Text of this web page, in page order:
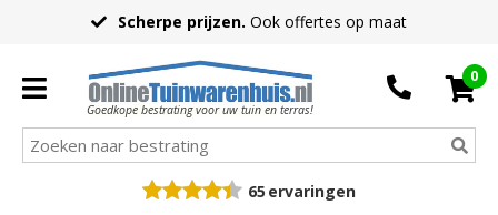
Scherpe prijzen. Ook offertes op maat
Goedkope bestrating voor uw tuin en terras!
0
65 ervaringen